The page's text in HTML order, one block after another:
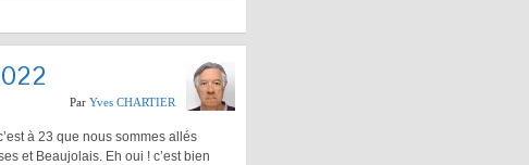
Par Yves CHARTIER
à 23 que nous sommes allés
et Beaujolais. Eh oui ! c’est bien